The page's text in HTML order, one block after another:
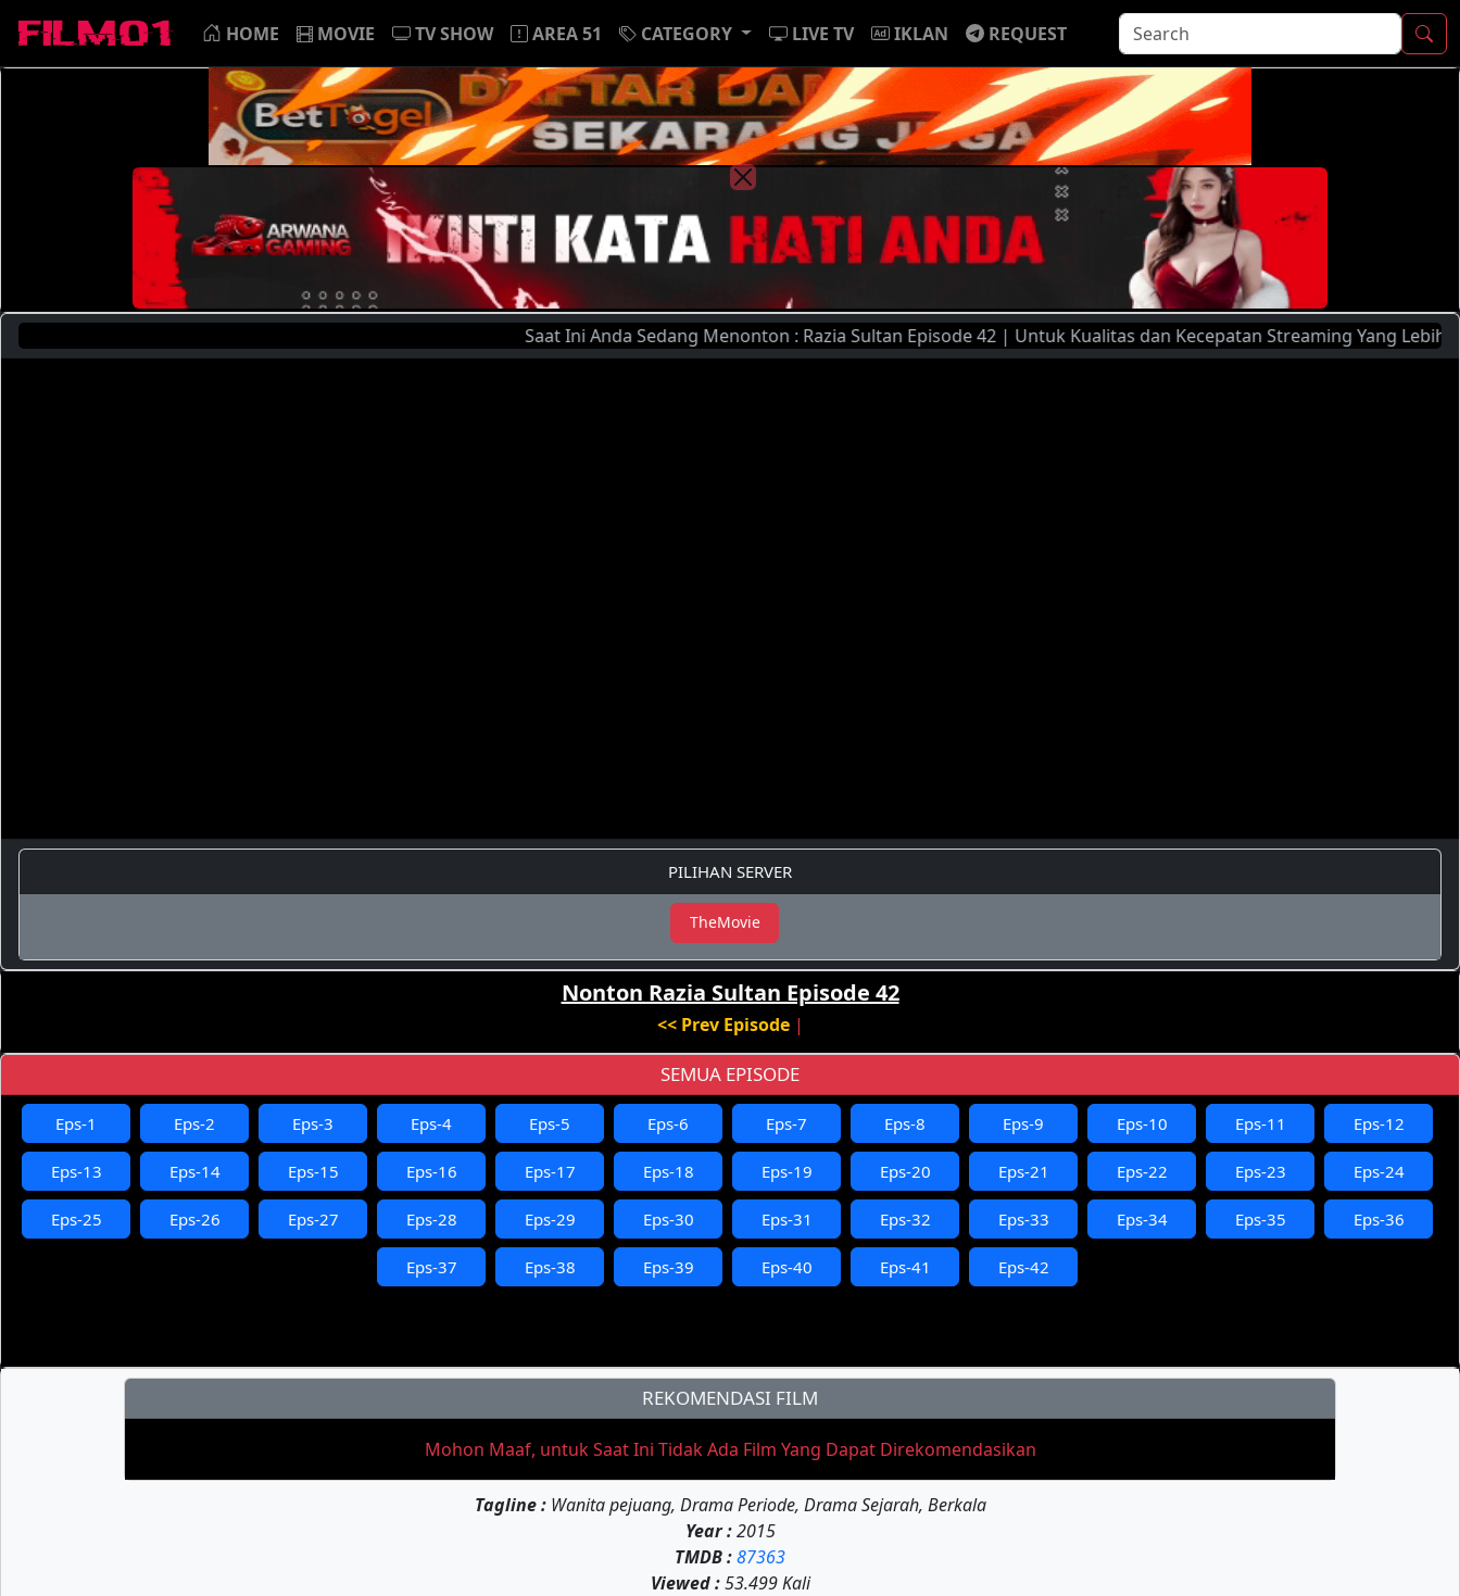
HOME MOVIE TV SHOW AREA 51 CATEGORY LIVE TV IKLAN REQUEST
Saat Ini Anda Sedang Menonton : Razia Sultan Episode 42 | Untuk Kualitas dan Kecepatan Streaming Yang Lebih Baik,
PILIHAN SERVER
TheMovie
Nonton Razia Sultan Episode 42
<< Prev Episode |
SEMUA EPISODE
Eps-1 Eps-2 Eps-3 Eps-4 Eps-5 Eps-6 Eps-7 Eps-8 Eps-9 Eps-10 Eps-11 Eps-12
Eps-13 Eps-14 Eps-15 Eps-16 Eps-17 Eps-18 Eps-19 Eps-20 Eps-21 Eps-22 Eps-23 Eps-24
Eps-25 Eps-26 Eps-27 Eps-28 Eps-29 Eps-30 Eps-31 Eps-32 Eps-33 Eps-34 Eps-35 Eps-36
Eps-37 Eps-38 Eps-39 Eps-40 Eps-41 Eps-42
REKOMENDASI FILM
Mohon Maaf, untuk Saat Ini Tidak Ada Film Yang Dapat Direkomendasikan
Tagline :Wanita pejuang, Drama Periode, Drama Sejarah, Berkala
Year :2015
TMDB :87363
Viewed :53.499 Kali